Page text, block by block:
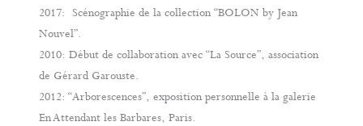
2017: Scénographie de la collection “BOLON by Jean
Nouvel”.
2010: Début de collaboration avec “La Source”, association
de Gérard Garouste.
2012: “Arborescences”, exposition personnelle à la galerie
En Attendant les Barbares, Paris.